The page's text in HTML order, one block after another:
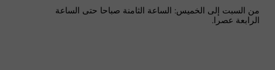
من السبت إلى الخميس: الساعة الثامنة صباحا حتى الساعة
الرابعة عصرا.